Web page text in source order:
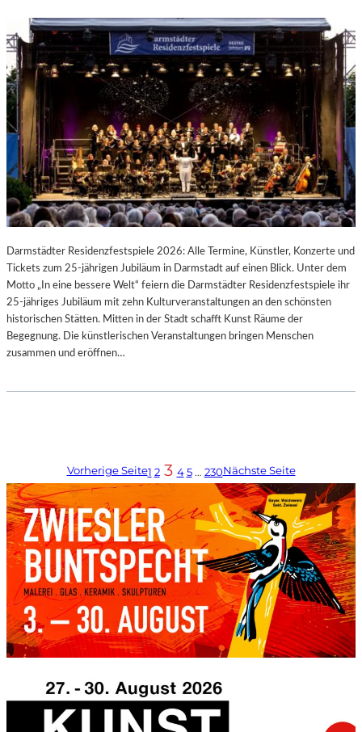
Darmstädter Residenzfestspiele 2026: Alle Termine, Künstler, Konzerte und
Tickets zum 25-jährigen Jubiläum in Darmstadt auf einen Blick. Unter dem
Motto „In eine bessere Welt“ feiern die Darmstädter Residenzfestspiele ihr
25-jähriges Jubiläum mit zehn Kulturveranstaltungen an den schönsten
historischen Stätten. Mitten in der Stadt schafft Kunst Räume der
Begegnung. Die künstlerischen Veranstaltungen bringen Menschen
zusammen und eröffnen…
Vorherige Seite1 2 3 4 5 … 230Nächste Seite